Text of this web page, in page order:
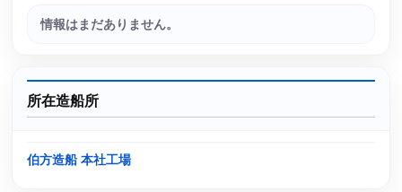
情報はまだありません。
所在造船所
伯方造船 本社工場